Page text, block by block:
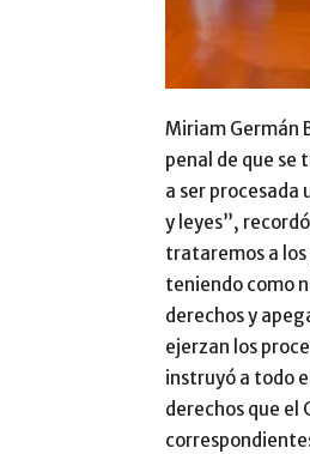
Miriam Germán
penal de que se
a ser procesada
y leyes”,
trataremos a los
teniendo como
derechos y
ejerzan los
instruyó a todo
derechos que el